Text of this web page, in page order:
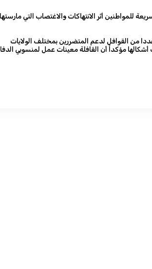
للمواطنين أثر الانتهاكات والاغتصاب التي
من القوافل لدعم المتضررين بمختلف الولايات
مؤكداً أن القافلة معينات عمل لمنسوبي الدفاع